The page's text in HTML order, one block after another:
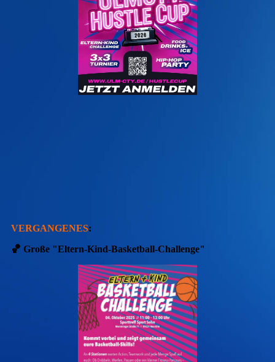
VERGANGENES:
🏀 Große "Eltern-Kind-Basketball-Challenge"